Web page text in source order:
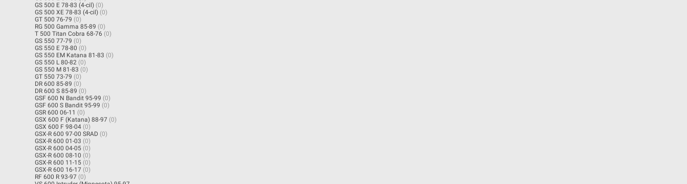
GS 500 E 78-83 (4-cil) (0)
GS 500 XE 78-83 (4-cil) (0)
GT 500 76-79 (0)
RG 500 Gamma 85-89 (0)
T 500 Titan Cobra 68-76 (0)
GS 550 77-79 (0)
GS 550 E 78-80 (0)
GS 550 EM Katana 81-83 (0)
GS 550 L 80-82 (0)
GS 550 M 81-83 (0)
GT 550 73-79 (0)
DR 600 85-89 (0)
DR 600 S 85-89 (0)
GSF 600 N Bandit 95-99 (0)
GSF 600 S Bandit 95-99 (0)
GSR 600 06-11 (0)
GSX 600 F (Katana) 88-97 (0)
GSX 600 F 98-04 (0)
GSX-R 600 97-00 SRAD (0)
GSX-R 600 01-03 (0)
GSX-R 600 04-05 (0)
GSX-R 600 08-10 (0)
GSX-R 600 11-15 (0)
GSX-R 600 16-17 (0)
RF 600 R 93-97 (0)